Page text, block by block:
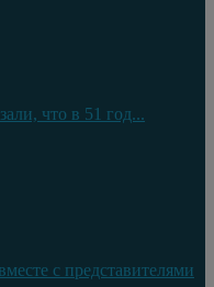
что в 51 год...
с представителями